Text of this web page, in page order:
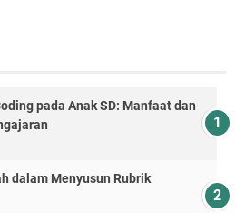
pada Anak SD: Manfaat dan
dalam Menyusun Rubrik